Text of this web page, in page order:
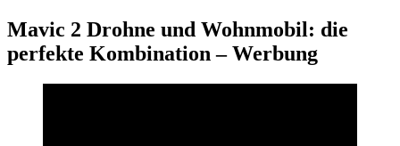
Mavic 2 Drohne und Wohnmobil: die
perfekte Kombination – Werbung